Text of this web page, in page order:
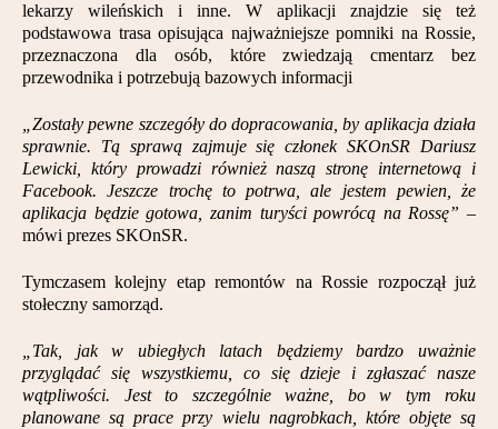
lekarzy wileńskich i inne. W aplikacji znajdzie się też
podstawowa trasa opisująca najważniejsze pomniki na Rossie,
przeznaczona dla osób, które zwiedzają cmentarz bez
przewodnika i potrzebują bazowych informacji
„Zostały pewne szczegóły do dopracowania, by aplikacja działa
sprawnie. Tą sprawą zajmuje się członek SKOnSR Dariusz
Lewicki, który prowadzi również naszą stronę internetową i
Facebook. Jeszcze trochę to potrwa, ale jestem pewien, że
aplikacja będzie gotowa, zanim turyści powrócą na Rossę” –
mówi prezes SKOnSR.
Tymczasem kolejny etap remontów na Rossie rozpoczął już
stołeczny samorząd.
„Tak, jak w ubiegłych latach będziemy bardzo uważnie
przyglądać się wszystkiemu, co się dzieje i zgłaszać nasze
wątpliwości. Jest to szczególnie ważne, bo w tym roku
planowane są prace przy wielu nagrobkach, które objęte są